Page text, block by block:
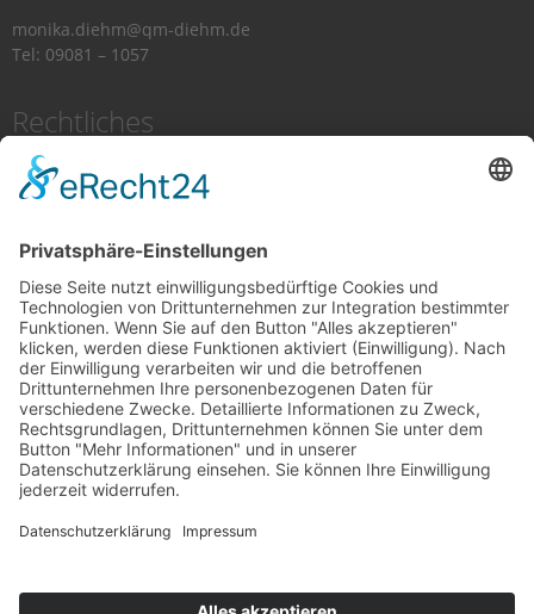
monika.diehm@qm-diehm.de
Tel: 09081 – 1057
Rechtliches
Impressum
Datenschutz
Aktuelles
Demnächst hier mehr
Monika Diehm Oktober 7, 2025
Kennen Sie den Bumerang Effekt?..
Monika Diehm Oktober 27, 2024
Monika Diehm Januar 24, 2024